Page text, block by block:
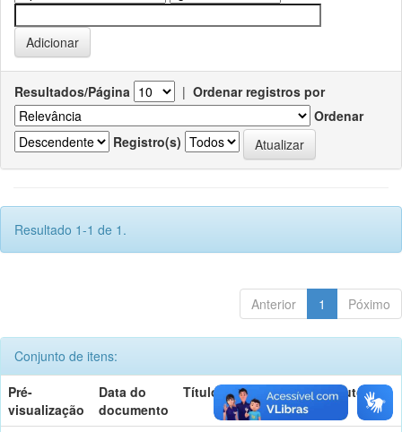
Resultados/Página | Ordenar registros por
Ordenar
Registro(s)
Resultado 1-1 de 1.
Anterior 1 Póximo
Conjunto de itens:
Pré-
visualização
Data do
documento
Título Autor(es)